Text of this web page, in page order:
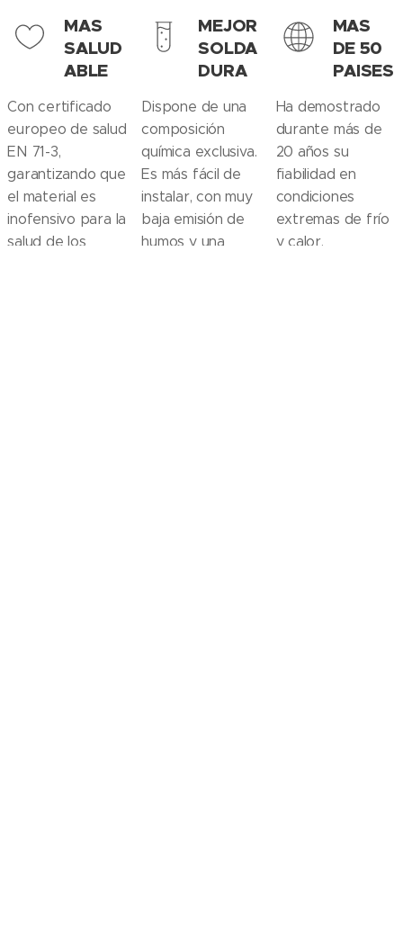
MAS
SALUD
ABLE
Con certificado
europeo de salud
EN 71-3,
garantizando que
el material es
inofensivo para la
salud de los
MEJOR
SOLDA
DURA
Dispone de una
composición
química exclusiva.
Es más fácil de
instalar, con muy
baja emisión de
humos y una
MAS
DE 50
PAISES
Ha demostrado
durante más de
20 años su
fiabilidad en
condiciones
extremas de frío
y calor.